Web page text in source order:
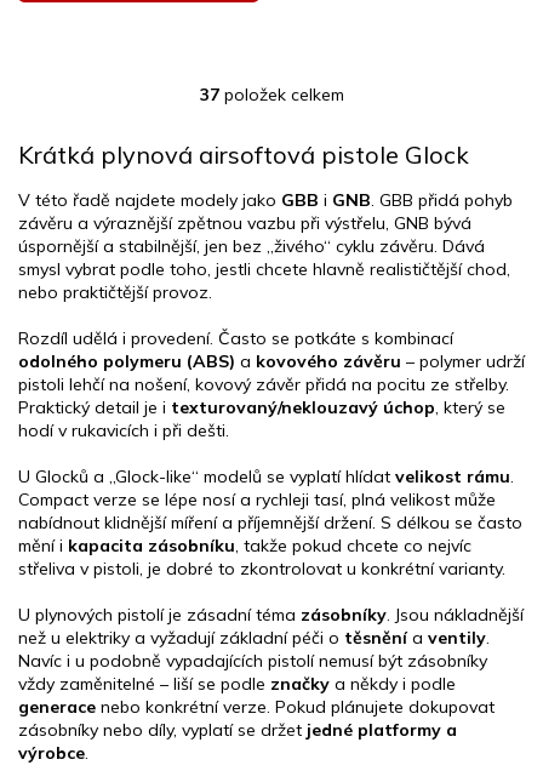
O
l
d
a
c
í
v
k
y
v
i
s
u
37položek celkem
Krátká plynová airsoftová pistole Glock
V této řadě najdete modely jako GBB i GNB. GBB přidá pohyb
závěru a výraznější zpětnou vazbu při výstřelu, GNB bývá
úspornější a stabilnější, jen bez „živého“ cyklu závěru. Dává
smysl vybrat podle toho, jestli chcete hlavně realističtější chod,
nebo praktičtější provoz.
Rozdíl udělá i provedení. Často se potkáte s kombinací
odolného polymeru (ABS) a kovového závěru – polymer udrží
pistoli lehčí na nošení, kovový závěr přidá na pocitu ze střelby.
Praktický detail je i texturovaný/neklouzavý úchop, který se
hodí v rukavicích i při dešti.
U Glocků a „Glock-like“ modelů se vyplatí hlídat velikost rámu.
Compact verze se lépe nosí a rychleji tasí, plná velikost může
nabídnout klidnější míření a příjemnější držení. S délkou se často
mění i kapacita zásobníku, takže pokud chcete co nejvíc
střeliva v pistoli, je dobré to zkontrolovat u konkrétní varianty.
U plynových pistolí je zásadní téma zásobníky. Jsou nákladnější
než u elektriky a vyžadují základní péči o těsněnía ventily.
Navíc i u podobně vypadajících pistolí nemusí být zásobníky
vždy zaměnitelné – liší se podle značky a někdy i podle
generace nebo konkrétní verze. Pokud plánujete dokupovat
zásobníky nebo díly, vyplatí se držet jedné platformy a
výrobce.